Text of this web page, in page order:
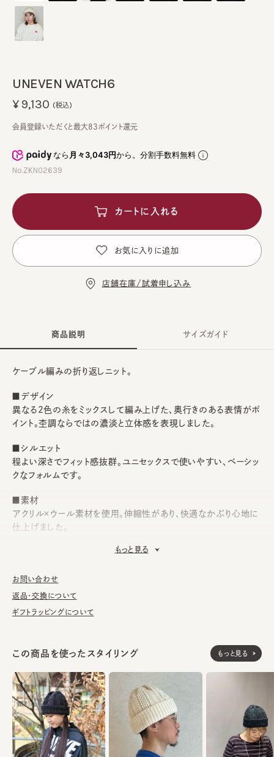
UNEVEN WATCH6
なら月々3,043円から。分割手数料無料
No.ZKN02639
¥9,130 (税込)
会員登録いただくと最大83ポイント還元
カートに入れる
お気に入りに追加
店舗在庫/試着申し込み
商品説明
ケーブル編みの折り返しニット。
■デザイン
異なる2色の糸をミックスして編み上げた、奥行きのある表情がポ
イント。杢調ならではの濃淡と立体感を表現しました。
■シルエット
程よい深さでフィット感抜群。ユニセックスで使いやすい、ベーシッ
クなフォルムです。
■素材
アクリル×ウール素材を使用。伸縮性があり、快適なかぶり心地に
仕上げました。
して、消臭・抗菌用のスプレーをお勧めしております。
素材 アクリル70% ウール30%
もっと見る
サイズガイド
お問い合わせ
返品・交換について
ギフトラッピングについて
この商品を使ったスタイリング もっと見る